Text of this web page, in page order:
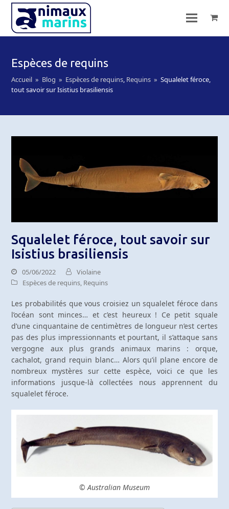
Espèces de requins
Accueil » Blog » Espèces de requins, Requins » Squalelet féroce,
tout savoir sur Isistius brasiliensis
Squalelet féroce, tout savoir sur
Isistius brasiliensis
05/06/2022
Violaine
Espèces de requins, Requins
Les probabilités que vous croisiez un squalelet féroce dans
l’océan sont minces… et c’est heureux ! Ce petit squale
d’une cinquantaine de centimètres de longueur n’est certes
pas des plus impressionnants et pourtant, il s’attaque sans
vergogne aux plus grands animaux marins : orque,
cachalot, grand requin blanc… Alors qu’il plane encore de
nombreux mystères sur cette espèce, voici ce que les
informations jusque-là collectées nous apprennent du
squalelet féroce.
© Australian Museum